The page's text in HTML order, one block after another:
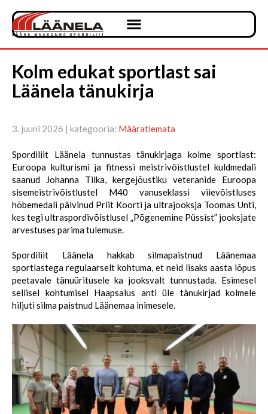
Kolm edukat sportlast sai
Läänela tänukirja
3. juuni 2026 | kategooria: Määratlemata
Spordiliit Läänela tunnustas tänukirjaga kolme sportlast:
Euroopa kulturismi ja fitnessi meistrivõistlustel kuldmedali
saanud Johanna Tilka, kergejõustiku veteranide Euroopa
sisemeistrivõistlustel M40 vanuseklassi viievõistluses
hõbemedali pälvinud Priit Koorti ja ultrajooksja Toomas Unti,
kes tegi ultraspordivõistlusel „Põgenemine Püssist” jooksjate
arvestuses parima tulemuse.
Spordiliit Läänela hakkab silmapaistnud Läänemaa
sportlastega regulaarselt kohtuma, et neid lisaks aasta lõpus
peetavale tänuüritusele ka jooksvalt tunnustada. Esimesel
sellisel kohtumisel Haapsalus anti üle tänukirjad kolmele
hiljuti silma paistnud Läänemaa inimesele.